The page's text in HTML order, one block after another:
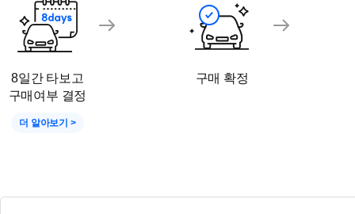
8일간 타보고
구매여부 결정
더 알아보기 >
구매 확정